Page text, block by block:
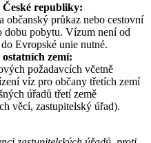
republiky:
občanský průkaz nebo cestovní
dobu pobytu. Vízum není od
Evropské unie nutné.
zemí:
požadavcích včetně
víz pro občany třetích zemí
úřadů třetí země
věcí, zastupitelský úřad).